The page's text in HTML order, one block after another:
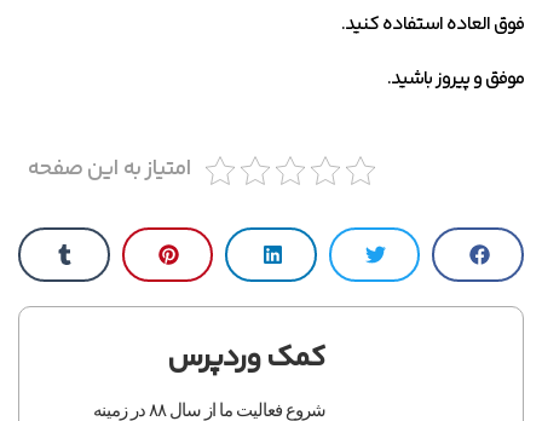
فوق العاده استفاده کنید.
موفق و پیروز باشید.
امتیاز به این صفحه
کمک وردپرس
شروع فعالیت ما از سال ۸۸ در زمینه